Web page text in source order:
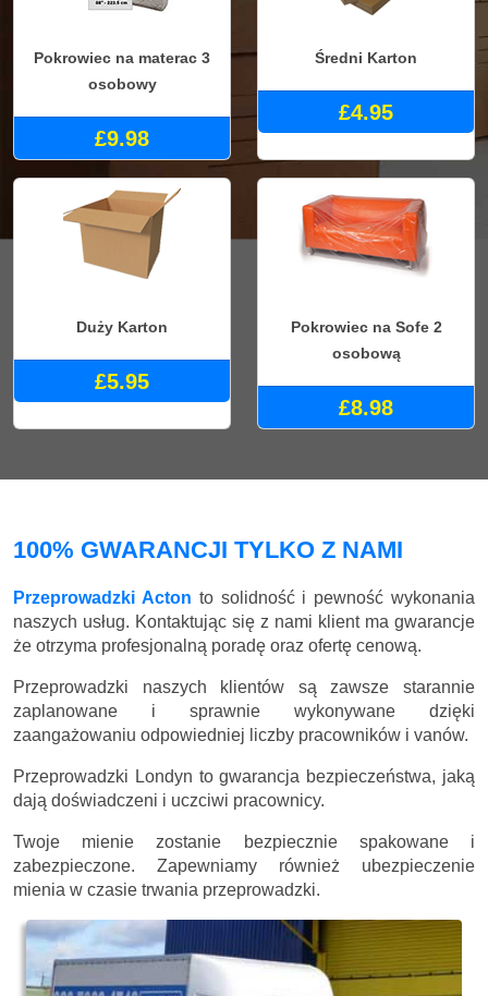
Pokrowiec na materac 3
osobowy
£9.98
Średni Karton
£4.95
Duży Karton
£5.95
Pokrowiec na Sofe 2
osobową
£8.98
100% GWARANCJI TYLKO Z NAMI
Przeprowadzki Acton to solidność i pewność wykonania
naszych usług. Kontaktując się z nami klient ma gwarancje
że otrzyma profesjonalną poradę oraz ofertę cenową.
Przeprowadzki naszych klientów są zawsze starannie
zaplanowane i sprawnie wykonywane dzięki
zaangażowaniu odpowiedniej liczby pracowników i vanów.
Przeprowadzki Londyn to gwarancja bezpieczeństwa, jaką
dają doświadczeni i uczciwi pracownicy.
Twoje mienie zostanie bezpiecznie spakowane i
zabezpieczone. Zapewniamy również ubezpieczenie
mienia w czasie trwania przeprowadzki.